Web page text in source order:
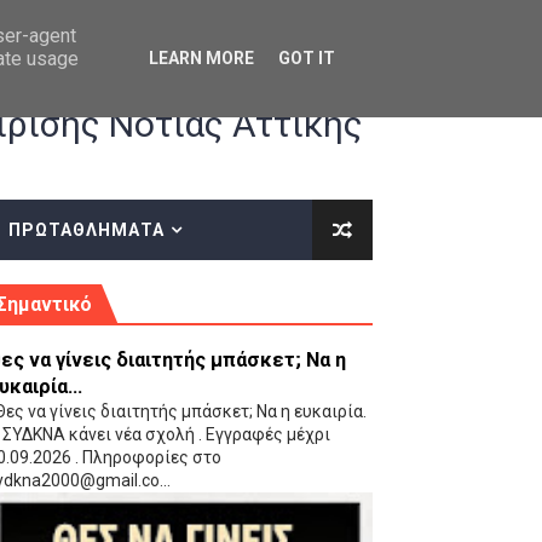
οδηγίες επί του ΚΑΝΟΝΙΣΜΟΥ ΕΓΓΡΑΦΩΝ-ΜΕΤΑΓΡΑΦΩΝ ΤΗΣ
(VIDEO)
Νότιας Αττικής
ΠΡΩΤΑΘΛΗΜΑΤΑ
να γίνεις διαιτητής μπάσκετ; Να η
να γίνεις διαιτητής μπάσκετ; Να η ευκαιρία.
κάνει νέα σχολή . Εγγραφές μέχρι
. Πληροφορίες στο
agent
usage
LEARN MORE GOT IT